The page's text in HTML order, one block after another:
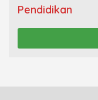
Pendidikan